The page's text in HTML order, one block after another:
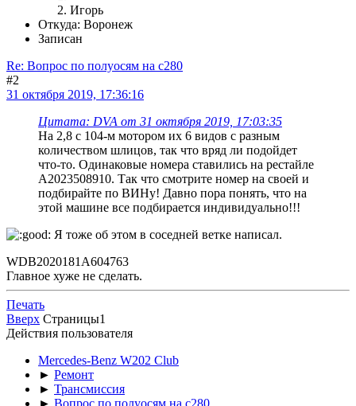
Игорь
Откуда: Воронеж
Записан
Re: Вопрос по полуосям на c280
#2
31 октября 2019, 17:36:16
Цитата: DVA от 31 октября 2019, 17:03:35
На 2,8 с 104-м мотором их 6 видов с разным
количеством шлицов, так что вряд ли подойдет
что-то. Одинаковые номера ставились на рестайле
A2023508910. Так что смотрите номер на своей и
подбирайте по ВИНу! Давно пора понять, что на
этой машине все подбирается индивидуально!!!
Я тоже об этом в соседней ветке написал.
WDB2020181A604763
Главное хуже не сделать.
Печать
Вверх Страницы1
Действия пользователя
Mercedes-Benz W202 Club
► Ремонт
► Трансмиссия